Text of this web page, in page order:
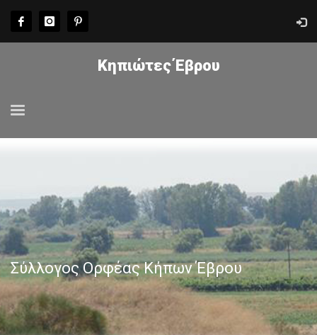
Κηπιώτες Έβρου
Σύλλογος Ορφέας Κήπων Έβρου